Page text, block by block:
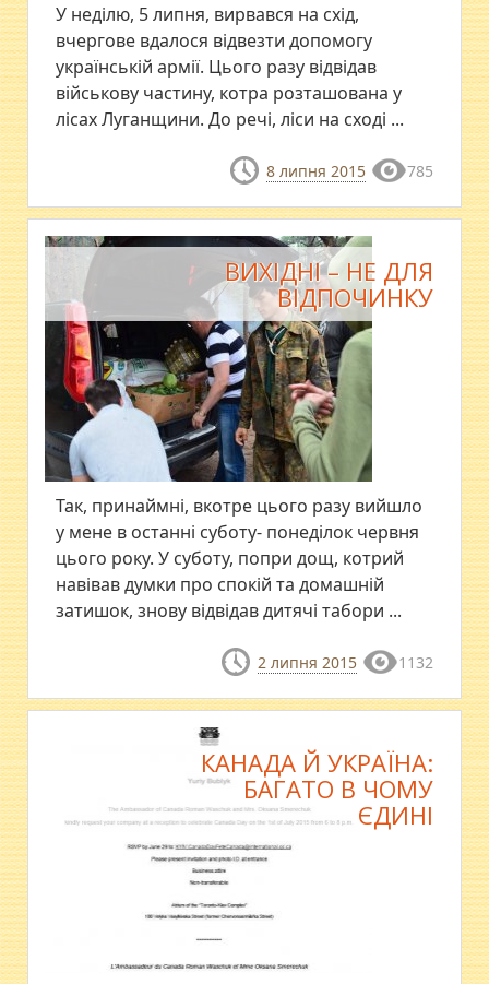
У неділю, 5 липня, вирвався на схід,
вчергове вдалося відвезти допомогу
українській армії. Цього разу відвідав
військову частину, котра розташована у
лісах Луганщини. До речі, ліси на сході ...
8 липня 2015 785
ВИХІДНІ – НЕ ДЛЯ
ВІДПОЧИНКУ
Так, принаймні, вкотре цього разу вийшло
у мене в останні суботу- понеділок червня
цього року. У суботу, попри дощ, котрий
навівав думки про спокій та домашній
затишок, знову відвідав дитячі табори ...
2 липня 2015 1132
КАНАДА Й УКРАЇНА:
БАГАТО В ЧОМУ
ЄДИНІ